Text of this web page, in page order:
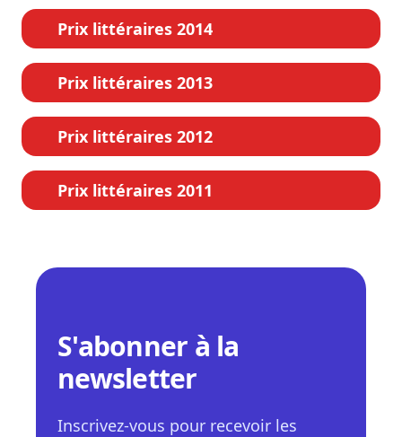
Prix littéraires 2014
Prix littéraires 2013
Prix littéraires 2012
Prix littéraires 2011
S'abonner à la
newsletter
Inscrivez-vous pour recevoir les